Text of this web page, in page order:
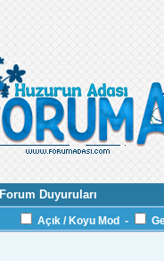
Forum Duyuruları
Açık / Koyu Mod -